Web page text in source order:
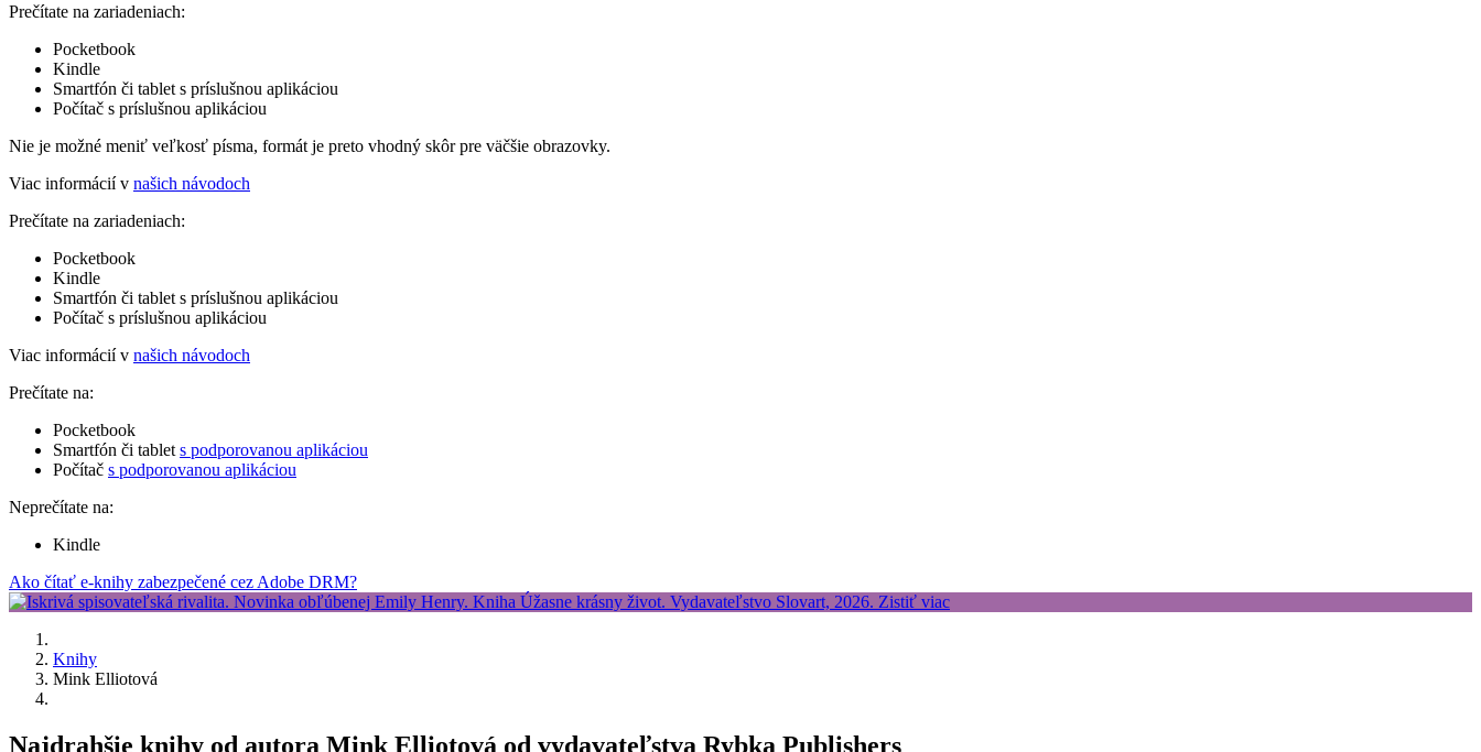
Prečítate na zariadeniach:
Pocketbook
Kindle
Smartfón či tablet s príslušnou aplikáciou
Počítač s príslušnou aplikáciou
Nie je možné meniť veľkosť písma, formát je preto vhodný skôr pre väčšie obrazovky.
Viac informácií v našich návodoch
Prečítate na zariadeniach:
Pocketbook
Kindle
Smartfón či tablet s príslušnou aplikáciou
Počítač s príslušnou aplikáciou
Viac informácií v našich návodoch
Prečítate na:
Pocketbook
Smartfón či tablet s podporovanou aplikáciou
Počítač s podporovanou aplikáciou
Neprečítate na:
Kindle
Ako čítať e-knihy zabezpečené cez Adobe DRM?
Knihy
Mink Elliotová
Najdrahšie knihy od autora Mink Elliotová od vydavateľstva Rybka Publishers